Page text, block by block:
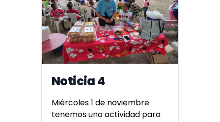
Noticia 4
Miércoles 1 de noviembre
tenemos una actividad para